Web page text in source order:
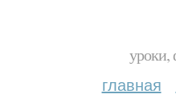
уроки,
главная